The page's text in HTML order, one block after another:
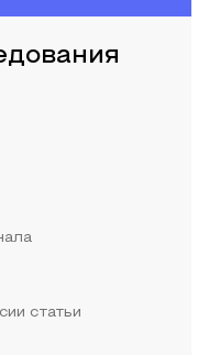
статьи